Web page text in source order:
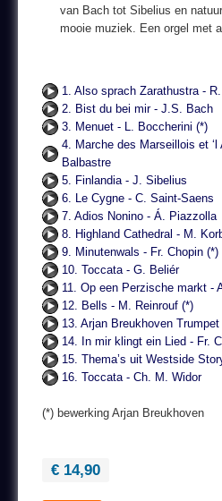
van Bach tot Sibelius en
mooie muziek. Een orgel met
1. Also sprach Zarathustra -
2. Bist du bei mir - J.S. Bach
3. Menuet - L. Boccherini (*)
4. Marche des Marseillois et ‘l
Balbastre
5. Finlandia - J. Sibelius
6. Le Cygne - C. Saint-Saens
7. Adios Nonino - Á. Piazzolla
8. Highland Cathedral - M.
9. Minutenwals - Fr. Chopin (*)
10. Toccata - G. Beliér
11. Op een Perzische markt -
12. Bells - M. Reinrouf (*)
13. Arjan Breukhoven
14. In mir klingt ein Lied - Fr.
15. Thema’s uit Westside
16. Toccata - Ch. M. Widor
(*) bewerking Arjan Breukhoven
€ 14,90